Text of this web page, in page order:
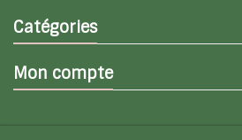
Catégories
Mon compte